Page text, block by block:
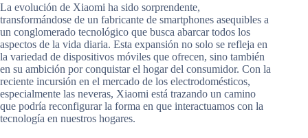
La evolución de Xiaomi ha sido sorprendente,
transformándose de un fabricante de smartphones asequibles a
un conglomerado tecnológico que busca abarcar todos los
aspectos de la vida diaria. Esta expansión no solo se refleja en
la variedad de dispositivos móviles que ofrecen, sino también
en su ambición por conquistar el hogar del consumidor. Con la
reciente incursión en el mercado de los electrodomésticos,
especialmente las neveras, Xiaomi está trazando un camino
que podría reconfigurar la forma en que interactuamos con la
tecnología en nuestros hogares.